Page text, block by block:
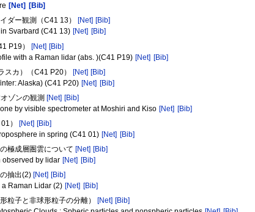
[Net]
[Bib]
ダー観測（C41 13） [Net] [Bib]
Svarbard (C41 13) [Net] [Bib]
P19）[Net] [Bib]
with a Raman lidar (abs. )(C41 P19) [Net] [Bib]
スカ）（C41 P20）[Net] [Bib]
Alaska) (C41 P20) [Net] [Bib]
ゾンの観測[Net] [Bib]
by visible spectrometer at Moshiri and Kiso [Net] [Bib]
01）[Net] [Bib]
in spring (C41 01) [Net] [Bib]
極成層圏雲について[Net] [Bib]
observed by lidar [Net] [Bib]
の抽出(2)[Net] [Bib]
Raman Lidar (2) [Net] [Bib]
粒子と非球形粒子の分離）[Net] [Bib]